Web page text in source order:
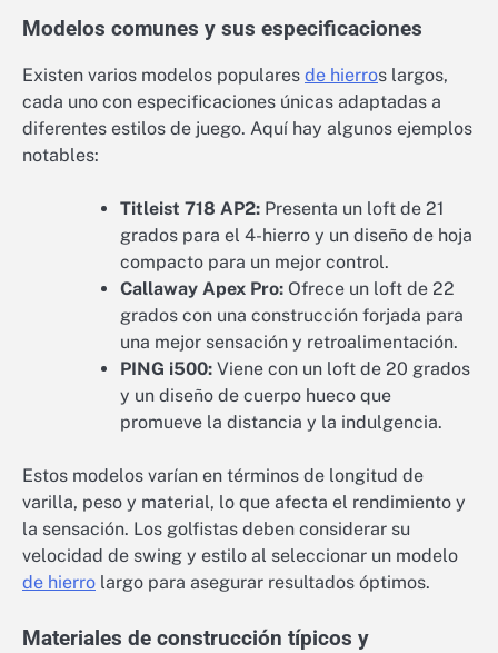
Modelos comunes y sus especificaciones
Existen varios modelos populares de hierros largos,
cada uno con especificaciones únicas adaptadas a
diferentes estilos de juego. Aquí hay algunos ejemplos
notables:
Titleist 718 AP2: Presenta un loft de 21
grados para el 4-hierro y un diseño de hoja
compacto para un mejor control.
Callaway Apex Pro: Ofrece un loft de 22
grados con una construcción forjada para
una mejor sensación y retroalimentación.
PING i500: Viene con un loft de 20 grados
y un diseño de cuerpo hueco que
promueve la distancia y la indulgencia.
Estos modelos varían en términos de longitud de
varilla, peso y material, lo que afecta el rendimiento y
la sensación. Los golfistas deben considerar su
velocidad de swing y estilo al seleccionar un modelo
de hierro largo para asegurar resultados óptimos.
Materiales de construcción típicos y